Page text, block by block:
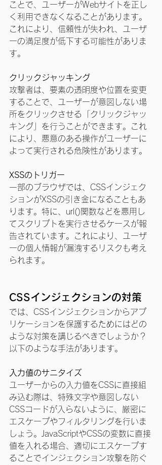
ことで、ユーザーがWebサイトを正し
く利用できなくなることがあります。
これにより、信頼性が失われ、ユーザ
ーの満足度が低下する可能性がありま
す。
クリックジャッキング
攻撃者は、要素の透明度や位置を変更
することで、ユーザーが意図しない場
所をクリックさせる「クリックジャッ
キング」を行うことができます。これ
により、悪意のある操作がユーザーに
よって実行される危険性があります。
XSSのトリガー
一部のブラウザでは、CSSインジェク
ションがXSSの引き金になることもあ
ります。特に、url()関数などを悪用し
てスクリプトを実行させるケースが報
告されています。これにより、ユーザ
ーの個人情報が漏洩するリスクも考え
られます。
CSSインジェクションの対策
では、CSSインジェクションからアプ
リケーションを保護するためにはどの
ような対策を講じるべきでしょうか？
以下のような手法があります。
入力値のサニタイズ
ユーザーからの入力値をCSSに直接組
み込む際は、特殊文字や意図しない
CSSコードが入らないように、厳密に
エスケープやフィルタリングを行いま
しょう。JavaScriptやCSSの変数に直接
値を入れる場合、適切にエスケープす
ることでインジェクション攻撃を防ぐ